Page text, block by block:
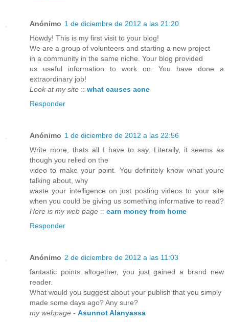
Anónimo 1 de diciembre de 2012 a las 21:20
Howdy! This is my first visit to your blog!
We are a group of volunteers and starting a new project
in a community in the same niche. Your blog provided
us useful information to work on. You have done a
extraordinary job!
Look at my site :: what causes acne
Responder
Anónimo 1 de diciembre de 2012 a las 22:56
Write more, thats all I have to say. Literally, it seems as
though you relied on the
video to make your point. You definitely know what youre
talking about, why
waste your intelligence on just posting videos to your site
when you could be giving us something informative to read?
Here is my web page :: earn money from home
Responder
Anónimo 2 de diciembre de 2012 a las 11:03
fantastic points altogether, you just gained a brand new
reader.
What would you suggest about your publish that you simply
made some days ago? Any sure?
my webpage - Asunnot Alanyassa